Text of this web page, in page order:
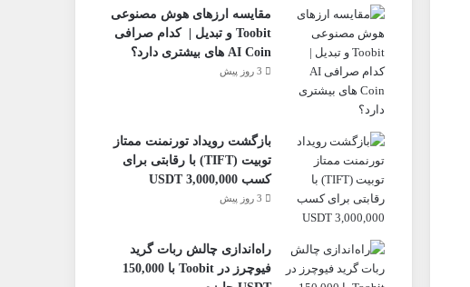
مقایسه ارزهای هوش مصنوعی
Toobit و تبدیل | کدام صرافی
AI Coin های بیشتری دارد؟
3 روز پیش
بازگشت رویداد تورنمنت ممتاز
تو‌بیت (TIFT) با رقابتی برای
کسب 3,000,000 USDT
3 روز پیش
راه‌اندازی چالش ربات گرید
فیوچرز در Toobit با 150,000